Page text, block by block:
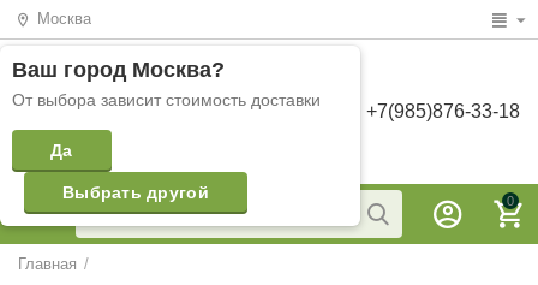
Москва
Ваш город Москва?
От выбора зависит стоимость доставки
Да
Выбрать другой
+7(985)876-33-18
0
Главная /